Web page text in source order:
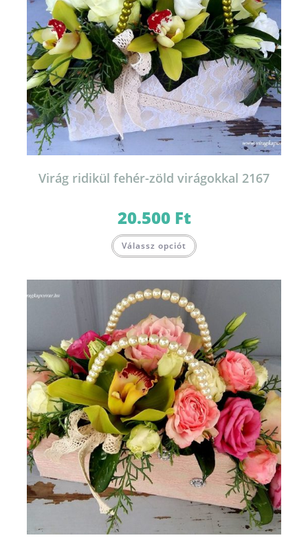
Virág ridikül fehér-zöld virágokkal 2167
20.500 Ft
Válassz opciót